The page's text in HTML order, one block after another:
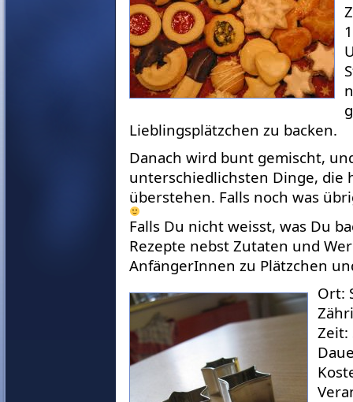
Lieblingsplätzchen zu backen.
Danach wird bunt gemischt,
unterschiedlichsten Dinge, die
überstehen. Falls noch was
Falls Du nicht weisst, was Du
Rezepte nebst Zutaten und
AnfängerInnen zu Plätzchen
Ort:
Zeit: